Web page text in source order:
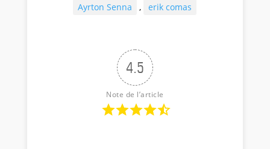
Ayrton Senna , erik comas
4.5
Note de l’article